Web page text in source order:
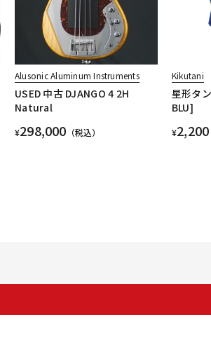
Alusonic Aluminum Instruments
USED 中古 DJANGO 4 2H
Natural
¥298,000 （税込）
Kikutani
星形タ
BLU]
¥2,200